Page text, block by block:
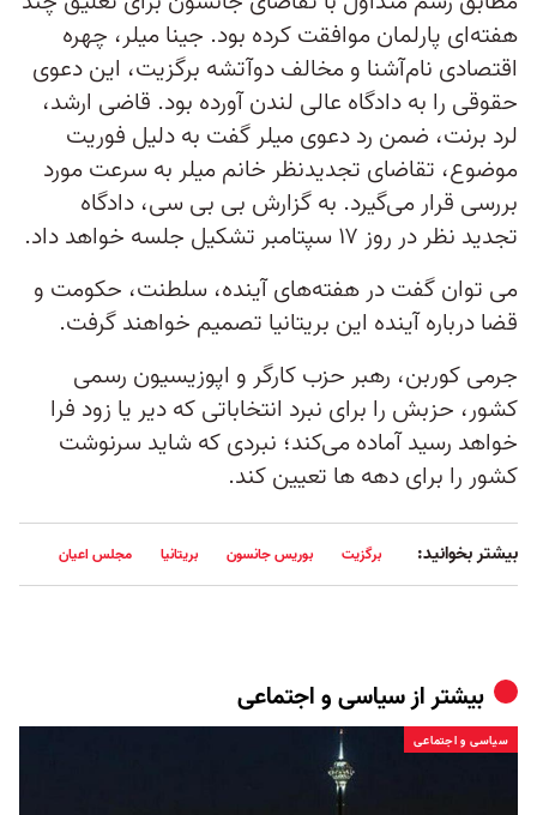
هفته‌ای پارلمان موافقت کرده بود. جینا میلر، چهره
اقتصادی نام‌آشنا و مخالف دوآتشه برگزیت، این دعوی
حقوقی را به دادگاه عالی لندن آورده بود. قاضی ارشد،
لرد برنت، ضمن رد دعوی میلر گفت به دلیل فوریت
موضوع، تقاضای تجدیدنظر خانم میلر به سرعت مورد
بررسی قرار می‌گیرد. به گزارش بی بی سی، دادگاه
تجدید نظر در روز ۱۷ سپتامبر تشکیل جلسه خواهد داد.
می توان گفت در هفته‌های آینده، سلطنت، حکومت و
قضا درباره آینده این بریتانیا تصمیم خواهند گرفت.
جرمی کوربن، رهبر حزب کارگر و اپوزیسیون رسمی
کشور، حزبش را برای نبرد انتخاباتی که دیر یا زود فرا
خواهد رسید آماده می‌کند؛ نبردی که شاید سرنوشت
کشور را برای دهه ها تعیین کند.
بیشتر بخوانید: برگزیت بوریس جانسون بریتانیا مجلس اعیان
بیشتر ازسیاسی و اجتماعی
سیاسی و اجتماعی